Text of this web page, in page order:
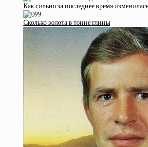
Как сильно за последнее время
Сколько золота в тонне глины